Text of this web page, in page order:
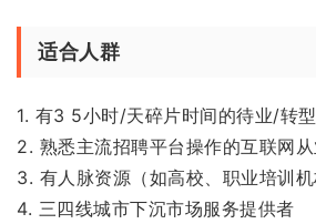
适合人群
1. 有3 5小时/天碎片时间的待业/转
2. 熟悉主流招聘平台操作的互联网
3. 有人脉资源（如高校、职业培训
4. 三四线城市下沉市场服务提供者